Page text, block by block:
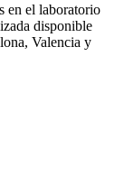
en el laboratorio
disponible
Valencia y